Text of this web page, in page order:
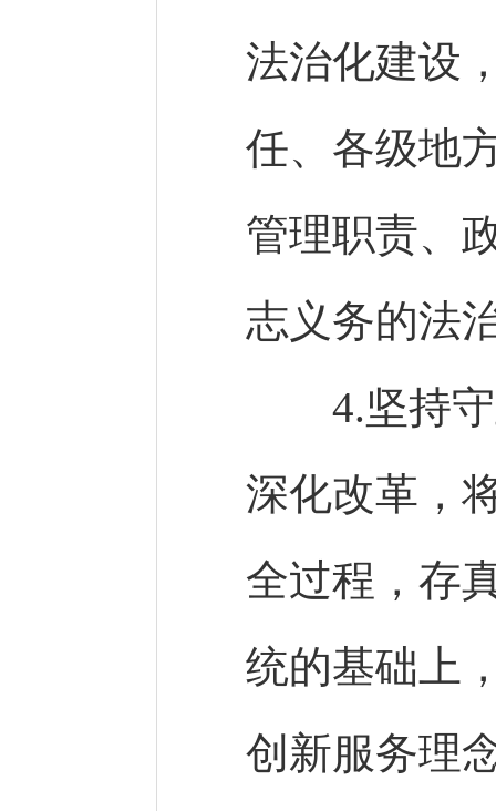
法治化建设
任、各级地
管理职责、
志义务的法
4.坚持守
深化改革，
全过程，存
统的基础上
创新服务理